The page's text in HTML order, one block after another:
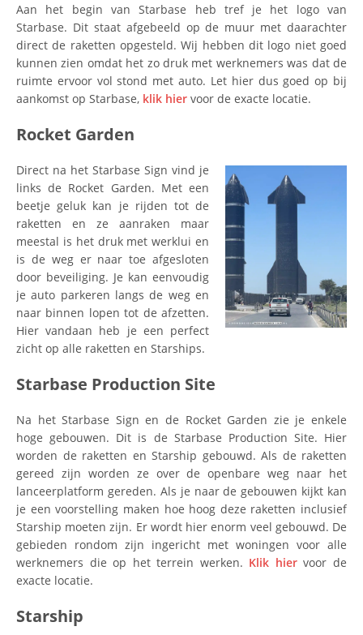
Aan het begin van Starbase heb tref je het logo van
Starbase. Dit staat afgebeeld op de muur met daarachter
direct de raketten opgesteld. Wij hebben dit logo niet goed
kunnen zien omdat het zo druk met werknemers was dat de
ruimte ervoor vol stond met auto. Let hier dus goed op bij
aankomst op Starbase, klik hier voor de exacte locatie.
Rocket Garden
Direct na het Starbase Sign vind je
links de Rocket Garden. Met een
beetje geluk kan je rijden tot de
raketten en ze aanraken maar
meestal is het druk met werklui en
is de weg er naar toe afgesloten
door beveiliging. Je kan eenvoudig
je auto parkeren langs de weg en
naar binnen lopen tot de afzetten.
Hier vandaan heb je een perfect
zicht op alle raketten en Starships.
Starbase Production Site
Na het Starbase Sign en de Rocket Garden zie je enkele
hoge gebouwen. Dit is de Starbase Production Site. Hier
worden de raketten en Starship gebouwd. Als de raketten
gereed zijn worden ze over de openbare weg naar het
lanceerplatform gereden. Als je naar de gebouwen kijkt kan
je een voorstelling maken hoe hoog deze raketten inclusief
Starship moeten zijn. Er wordt hier enorm veel gebouwd. De
gebieden rondom zijn ingericht met woningen voor alle
werknemers die op het terrein werken. Klik hiervoor de
exacte locatie.
Starship